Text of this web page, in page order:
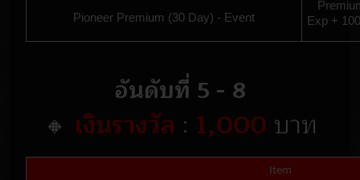
Pioneer Premium (30 Day) - Event
Exp +
อันดับที่ 5 - 8
🔸 เงินรางวัล : 1,000 บาท
Item